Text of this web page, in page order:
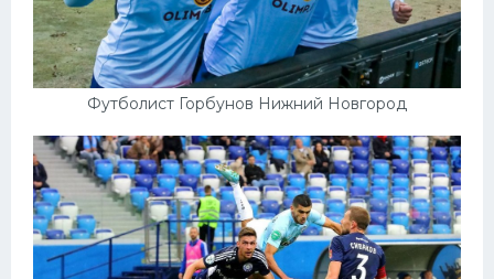
Футболист Горбунов Нижний Новгород